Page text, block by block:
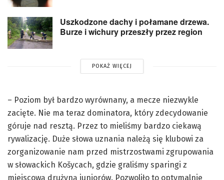
Uszkodzone dachy i połamane drzewa.
Burze i wichury przeszły przez region
POKAŻ WIĘCEJ
– Poziom był bardzo wyrównany, a mecze niezwykle
zacięte. Nie ma teraz dominatora, który zdecydowanie
góruje nad resztą. Przez to mieliśmy bardzo ciekawą
rywalizację. Duże słowa uznania należą się klubowi za
zorganizowanie nam przed mistrzostwami zgrupowania
w słowackich Košycach, gdzie graliśmy sparingi z
miejscową drużyną juniorów. Pozwoliło to optymalnie